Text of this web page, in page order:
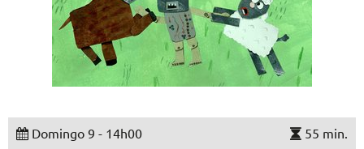
Domingo 9 - 14h00
55 min.